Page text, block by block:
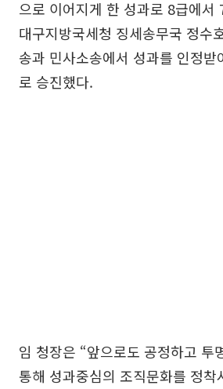
으로 이어지게 한 성과로 8급에서
대구지방국세청 징세송무국 정수
송과 민사소송에서 성과를 인정받
로 승진했다.
임 청장은 “앞으로도 공정하고 투
통해 성과중심의 조직문화를 정착